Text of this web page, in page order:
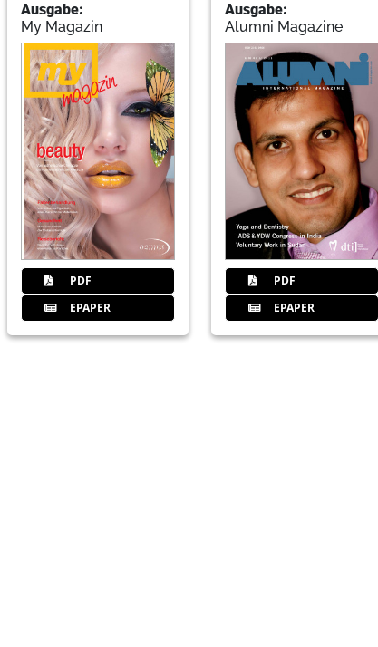
Ausgabe:
My Magazin
PDF
EPAPER
Ausgabe:
Alumni Magazine
PDF
EPAPER